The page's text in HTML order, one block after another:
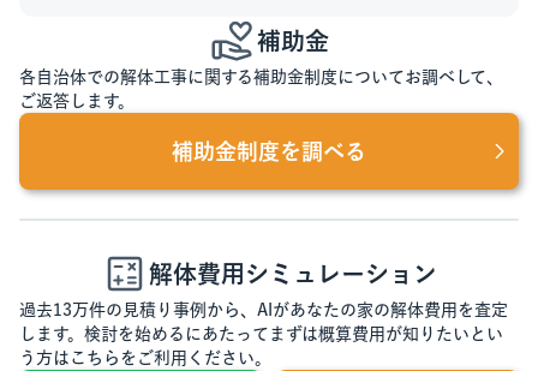
補助金
各自治体での解体工事に関する補助金制度についてお調べして、
ご返答します。
補助金制度を調べる
解体費用シミュレーション
過去13万件の見積り事例から、AIがあなたの家の解体費用を査定
します。検討を始めるにあたってまずは概算費用が知りたいとい
う方はこちらをご利用ください。